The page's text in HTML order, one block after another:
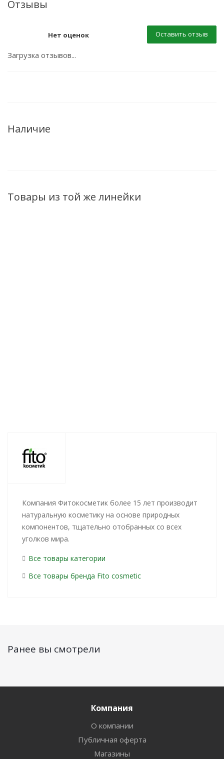
Отзывы
Нет оценок Оставить отзыв
Загрузка отзывов...
Наличие
Товары из той же линейки
Компания Фитокосметик более 15 лет производит
натуральную косметику на основе природных
компонентов, тщательно отобранных со всех
уголков мира.
Все товары категории
Все товары бренда Fito сosmetic
Ранее вы смотрели
Компания
О компании
Публичная оферта
Магазины